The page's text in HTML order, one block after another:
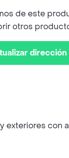
de este
otros
dirección
exteriores con